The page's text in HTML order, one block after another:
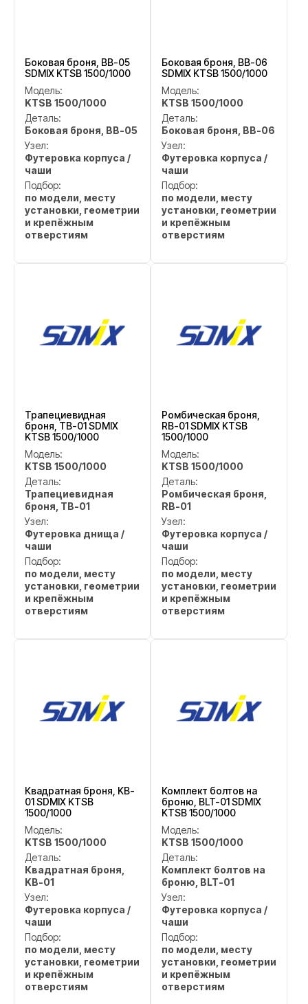
Боковая броня, BB-05
SDMIX KTSB 1500/1000
Модель:
KTSB 1500/1000
Деталь:
Боковая броня, BB-05
Узел:
Футеровка корпуса /
чаши
Подбор:
по модели, месту
установки, геометрии
и крепёжным
отверстиям
Боковая броня, BB-06
SDMIX KTSB 1500/1000
Модель:
KTSB 1500/1000
Деталь:
Боковая броня, BB-06
Узел:
Футеровка корпуса /
чаши
Подбор:
по модели, месту
установки, геометрии
и крепёжным
отверстиям
Трапециевидная
броня, TB-01 SDMIX
KTSB 1500/1000
Модель:
KTSB 1500/1000
Деталь:
Трапециевидная
броня, TB-01
Узел:
Футеровка днища /
чаши
Подбор:
по модели, месту
установки, геометрии
и крепёжным
отверстиям
Ромбическая броня,
RB-01 SDMIX KTSB
1500/1000
Модель:
KTSB 1500/1000
Деталь:
Ромбическая броня,
RB-01
Узел:
Футеровка корпуса /
чаши
Подбор:
по модели, месту
установки, геометрии
и крепёжным
отверстиям
Квадратная броня, KB-
01 SDMIX KTSB
1500/1000
Модель:
KTSB 1500/1000
Деталь:
Квадратная броня,
KB-01
Узел:
Футеровка корпуса /
чаши
Подбор:
по модели, месту
установки, геометрии
и крепёжным
отверстиям
Комплект болтов на
броню, BLT-01 SDMIX
KTSB 1500/1000
Модель:
KTSB 1500/1000
Деталь:
Комплект болтов на
броню, BLT-01
Узел:
Футеровка корпуса /
чаши
Подбор:
по модели, месту
установки, геометрии
и крепёжным
отверстиям